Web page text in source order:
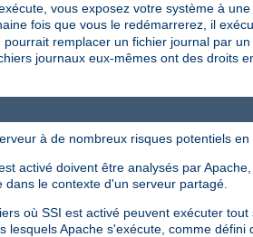
vous exposez votre système à
fois que vous le redémarrerez, il
remplacer un fichier journal par
journaux eux-mêmes ont des droits
à de nombreux risques potentiels en
activé doivent être analysés par
le contexte d'un serveur partagé.
où SSI est activé peuvent exécuter
lesquels Apache s'exécute, comme défini